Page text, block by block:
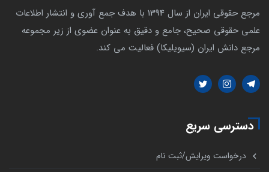
مرجع حقوقی ایران از سال 1394 با هدف جمع آوری و انتشار اطلاعات
علمی حقوقی صحیح، جامع و دقیق به عنوان عضوی از زیر مجموعه
مرجع دانش ایران (سیویلیکا) فعالیت می کند.
دسترسی سریع
درخواست ویرایش/ثبت نام